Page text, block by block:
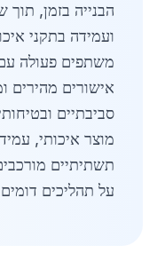
הבנייה בזמן,
ועמידה בתקני
משתפים פעולה
אישורים מהירים
סביבתיים
מוצר איכותי,
תשתיתיים
על תהליכים דומים